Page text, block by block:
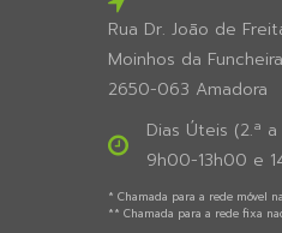
Rua Dr. João de
Moinhos da Funcheira
2650-063 Amadora
Dias Úteis (2.ª
9h00-13h00 e
* Chamada para a rede móvel
** Chamada para a rede fixa